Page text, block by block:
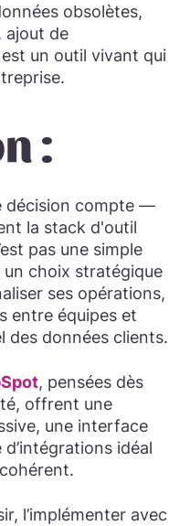
obsolètes,
ajout de
un outil vivant qui
:
décision compte —
la stack d'outil
pas une simple
un choix stratégique
ses opérations,
entre équipes et
des données clients.
, pensées dès
offrent une
une interface
idéal
l’implémenter avec